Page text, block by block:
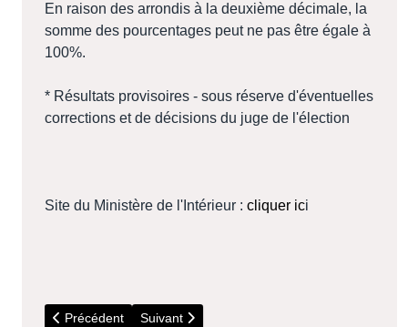
En raison des arrondis à la deuxième décimale, la
somme des pourcentages peut ne pas être égale à
100%.
* Résultats provisoires - sous réserve d'éventuelles
corrections et de décisions du juge de l'élection
Site du Ministère de l'Intérieur : cliquer ici
Article précédent : 30 Juin et 7 Juillet 2024 - Elections
Précédent Article suivant : 12 Juin et 19 Juin 2022 -
Suivant